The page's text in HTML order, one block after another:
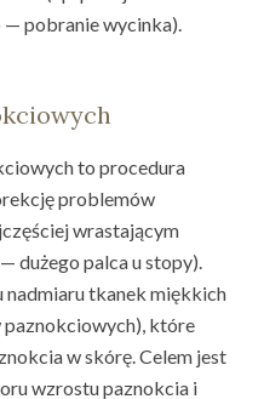
pobranie wycinka).
to procedura
problemów
wrastającym
dużego palca u stopy).
nadmiaru tkanek miękkich
paznokciowych), które
w skórę. Celem jest
wzrostu paznokcia i